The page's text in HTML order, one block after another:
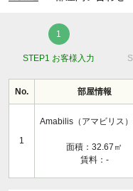
STEP1 お客様入力
No. 部屋情報
1
Amabilis（アマビリス
面積：32.67㎡
賃料：-